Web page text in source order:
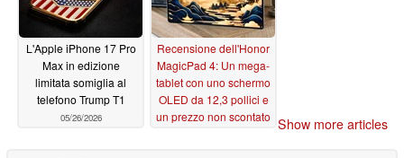
L'Apple iPhone 17 Pro
Max in edizione
limitata somiglia al
telefono Trump T1
05/26/2026
Recensione dell'Honor
MagicPad 4: Un mega-
tablet con uno schermo
OLED da 12,3 pollici e
un prezzo non scontato Show more articles